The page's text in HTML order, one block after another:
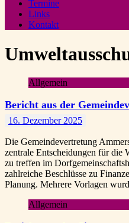
Termine
Links
Kontakt
Allgemein
Bericht aus der
16. Dezember 2025
Die Gemeindevertretung
zentrale Entscheidungen für die
zu treffen im
zahlreiche Beschlüsse zu
Planung. Mehrere Vorlagen
Allgemein